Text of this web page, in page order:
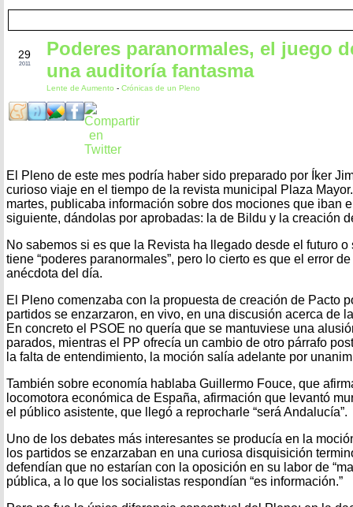
29
2011
Poderes paranormales, el juego
una auditoría fantasma
Lente de Aumento - Crónicas de un Pleno
El Pleno de este mes podría haber sido preparado por Íker
curioso viaje en el tiempo de la revista municipal Plaza
martes, publicaba información sobre dos mociones que iban
siguiente, dándolas por aprobadas: la de Bildu y la creación
No sabemos si es que la Revista ha llegado desde el futuro
tiene “poderes paranormales”, pero lo cierto es que el error
anécdota del día.
El Pleno comenzaba con la propuesta de creación de Pacto
partidos se enzarzaron, en vivo, en una discusión acerca de
En concreto el PSOE no quería que se mantuviese una
parados, mientras el PP ofrecía un cambio de otro párrafo
la falta de entendimiento, la moción salía adelante por
También sobre economía hablaba Guillermo Fouce, que
locomotora económica de España, afirmación que levantó
el público asistente, que llegó a reprocharle “será Andalucía”.
Uno de los debates más interesantes se producía en la
los partidos se enzarzaban en una curiosa disquisición
defendían que no estarían con la oposición en su labor de
pública, a lo que los socialistas respondían “es información.”